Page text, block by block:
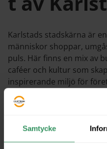
Samtycke
Karlstads stadskärna är
människor shoppar,
puls. Här finns en mix av
caféer och kultur som
inspirerande miljö för
samarbete mellan lokala
och evenemang som
nya kunder. Etablera dig i
bli en del av stadens